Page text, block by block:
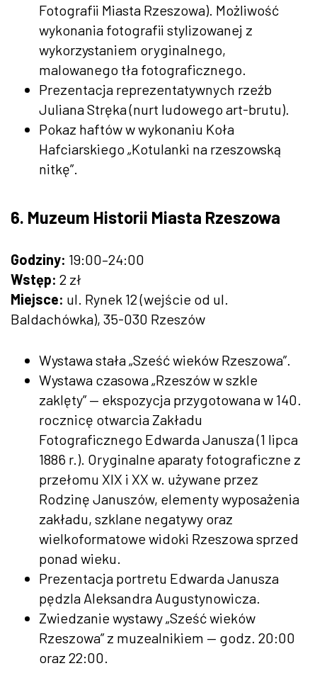
Fotografii Miasta Rzeszowa). Możliwość
wykonania fotografii stylizowanej z
wykorzystaniem oryginalnego,
malowanego tła fotograficznego.
Prezentacja reprezentatywnych rzeźb
Juliana Stręka (nurt ludowego art-brutu).
Pokaz haftów w wykonaniu Koła
Hafciarskiego „Kotulanki na rzeszowską
nitkę”.
6. Muzeum Historii Miasta Rzeszowa
Godziny: 19:00–24:00
Wstęp: 2 zł
Miejsce: ul. Rynek 12 (wejście od ul.
Baldachówka), 35-030 Rzeszów
Wystawa stała „Sześć wieków Rzeszowa”.
Wystawa czasowa „Rzeszów w szkle
zaklęty” — ekspozycja przygotowana w 140.
rocznicę otwarcia Zakładu
Fotograficznego Edwarda Janusza (1 lipca
1886 r.). Oryginalne aparaty fotograficzne z
przełomu XIX i XX w. używane przez
Rodzinę Januszów, elementy wyposażenia
zakładu, szklane negatywy oraz
wielkoformatowe widoki Rzeszowa sprzed
ponad wieku.
Prezentacja portretu Edwarda Janusza
pędzla Aleksandra Augustynowicza.
Zwiedzanie wystawy „Sześć wieków
Rzeszowa” z muzealnikiem — godz. 20:00
oraz 22:00.